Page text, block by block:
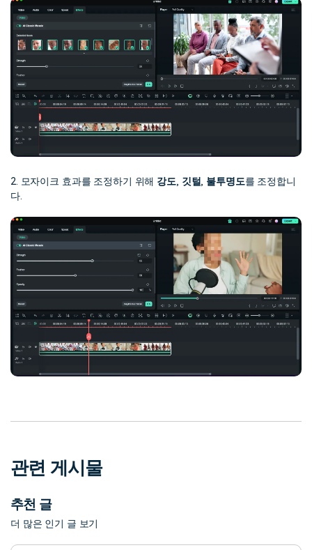
2. 모자이크 효과를 조정하기 위해 강도, 깃털, 불투명도를 조정합니
다.
관련 게시물
추천 글
더 많은 인기 글 보기